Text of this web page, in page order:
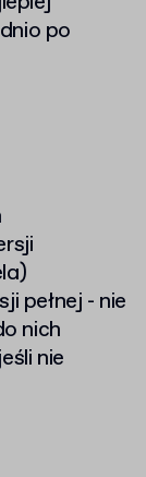
po
pełnej - nie
nich
nie